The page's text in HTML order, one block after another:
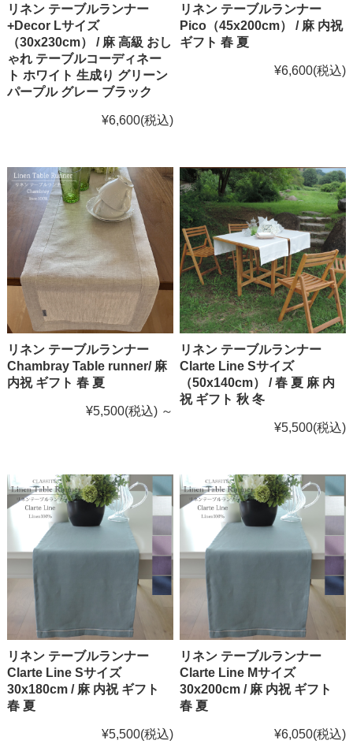
リネン テーブルランナー
+Decor Lサイズ
（30x230cm） / 麻 高級 おし
ゃれ テーブルコーディネー
ト ホワイト 生成り グリーン
パープル グレー ブラック
¥6,600(税込)
リネン テーブルランナー
Pico（45x200cm） / 麻 内祝
ギフト 春 夏
¥6,600(税込)
リネン テーブルランナー
Chambray Table runner/ 麻
内祝 ギフト 春 夏
¥5,500(税込) ～
リネン テーブルランナー
Clarte Line Sサイズ
（50x140cm） / 春 夏 麻 内
祝 ギフト 秋 冬
¥5,500(税込)
リネン テーブルランナー
Clarte Line Sサイズ
30x180cm / 麻 内祝 ギフト
春 夏
¥5,500(税込)
リネン テーブルランナー
Clarte Line Mサイズ
30x200cm / 麻 内祝 ギフト
春 夏
¥6,050(税込)